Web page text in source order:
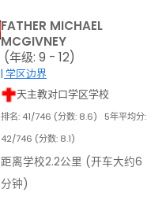
FATHER MICHAEL
MCGIVNEY
(年级: 9 - 12)
| 学区边界
天主教对口学区学校
排名: 41/746 (分数: 8.6)
5年平均分:
42/746 (分数: 8.1)
距离学校2.2公里 (开车大约6
分钟)